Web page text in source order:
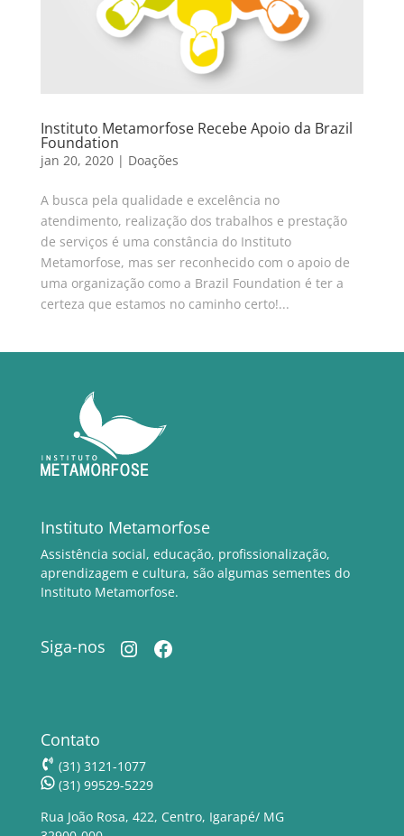
Instituto Metamorfose Recebe Apoio da Brazil
Foundation
jan 20, 2020| Doações
A busca pela qualidade e excelência no
atendimento, realização dos trabalhos e prestação
de serviços é uma constância do Instituto
Metamorfose, mas ser reconhecido com o apoio de
uma organização como a Brazil Foundation é ter a
certeza que estamos no caminho certo!...
Instituto Metamorfose
Assistência social, educação, profissionalização,
aprendizagem e cultura, são algumas sementes do
Instituto Metamorfose.
Siga-nos Instagram
Facebook
Contato
(31) 3121-1077
(31) 99529-5229
Rua João Rosa, 422, Centro, Igarapé/ MG